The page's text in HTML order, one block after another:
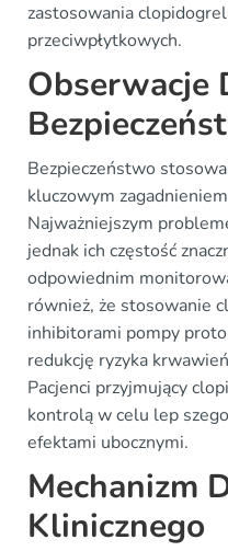
zastosowania
przeciwpłytkowych.
Obserwacje
Bezpieczeństwo
kluczowym
Najważniejszym
jednak ich częstość
odpowiednim
również, że stosowanie
inhibitorami pompy
redukcję ryzyka
Pacjenci przyjmujący
kontrolą w celu lep
efektami ubocznymi.
Mechanizm
Klinicznego